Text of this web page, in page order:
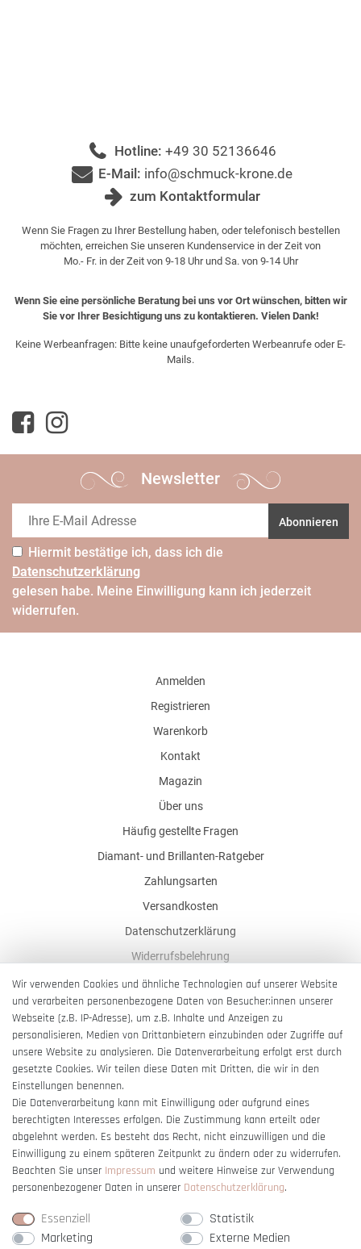
Hotline: +49 30 52136646
E-Mail: info@schmuck-krone.de
zum Kontaktformular
Wenn Sie Fragen zu Ihrer Bestellung haben, oder telefonisch bestellen
möchten, erreichen Sie unseren Kundenservice in der Zeit von
Mo.- Fr. in der Zeit von 9-18 Uhr und Sa. von 9-14 Uhr
Wenn Sie eine persönliche Beratung bei uns vor Ort wünschen, bitten wir
Sie vor Ihrer Besichtigung uns zu kontaktieren. Vielen Dank!
Keine Werbeanfragen: Bitte keine unaufgeforderten Werbeanrufe oder E-
Mails.
Newsletter
Abonnieren
Hiermit bestätige ich, dass ich die
Daten­schutz­erklärung
gelesen habe. Meine Einwilligung kann ich jederzeit
widerrufen.
Anmelden
Registrieren
Warenkorb
Kontakt
Magazin
Über uns
Häufig gestellte Fragen
Diamant- und Brillanten-Ratgeber
Zahlungsarten
Versandkosten
Datenschutzerklärung
Widerrufsbelehrung
AGB
Impressum
Barrierefreiheitserklärung
Vertrag widerrufen
Wir verwenden Cookies und ähnliche Technologien auf unserer Website
und verarbeiten personenbezogene Daten von Besucher:innen unserer
Webseite (z.B. IP-Adresse), um z.B. Inhalte und Anzeigen zu
personalisieren, Medien von Drittanbietern einzubinden oder Zugriffe auf
unsere Website zu analysieren. Die Datenverarbeitung erfolgt erst durch
gesetzte Cookies. Wir teilen diese Daten mit Dritten, die wir in den
Einstellungen benennen.
Die Datenverarbeitung kann mit Einwilligung oder aufgrund eines
berechtigten Interesses erfolgen. Die Zustimmung kann erteilt oder
abgelehnt werden. Es besteht das Recht, nicht einzuwilligen und die
Einwilligung zu einem späteren Zeitpunkt zu ändern oder zu widerrufen.
Beachten Sie unser Impressum und weitere Hinweise zur Verwendung
personenbezogener Daten in unserer Daten­schutz­erklärung.
Essenziell
Statistik
Marketing
Externe Medien